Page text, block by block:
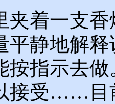
夹着一支
平静地解
按指示去
接受……目